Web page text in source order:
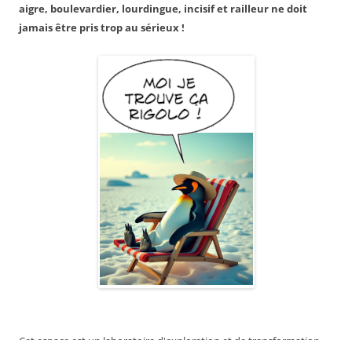
aigre, boulevardier, lourdingue, incisif et railleur ne doit
jamais être pris trop au sérieux !